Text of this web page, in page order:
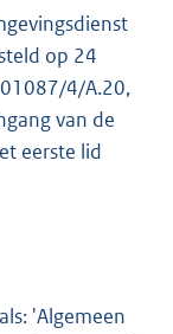
op 24
4/A.20,
van de
eerste lid
'Algemeen